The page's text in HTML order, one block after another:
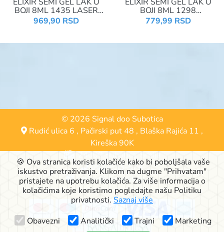
BOJI 8ML 1435 LASER
DIAMOND NICKEL
969,90 RSD
BOJI 8ML 1298
AVOCADO
779,99 RSD
© 2026 Signal doo Subotica
Rudić ulica 6 , Pačirski put 48 , Blaška Rajića 11 ,
Kireška 90K
24000 Subotica, Srbija
063-553-574
online@signalshop.rs
🍪 Ova stranica koristi kolačiće kako bi poboljšala vaše
iskustvo pretraživanja. Klikom na dugme "Prihvatam"
pristajete na upotrebu kolačića. Za više informacija o
kolačićima koje koristimo pogledajte našu Politiku
privatnosti. Saznaj više
Obavezni
Analitički Trajni Marketing